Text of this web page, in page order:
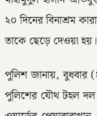
২০ দিনের বিনাশ্রম
তাকে ছেড়ে দেওয়া হয়।
পুলিশ জানায়, বুধবার
পুলিশের যৌথ টহল দল